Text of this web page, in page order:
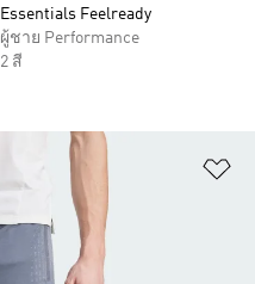
Essentials Feelready
ผู้ชาย Performance
2 สี